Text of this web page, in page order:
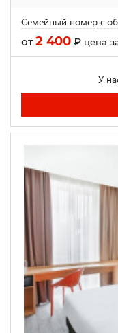
Семейный номер с
от2 400 ₽ цена
У